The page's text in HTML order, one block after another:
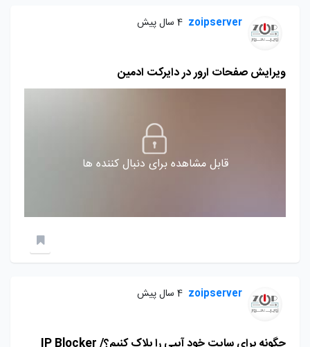
zoipserver 4 سال پیش
ویرایش صفحات ارور در دایرکت ادمین
قابل مشاهده برای دنبال کننده ها
zoipserver 4 سال پیش